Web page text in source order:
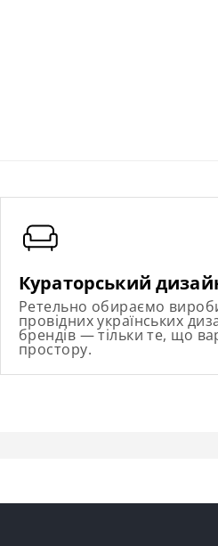
Кураторський
Ретельно обираємо
провідних українських
брендів — тільки те, що
простору.